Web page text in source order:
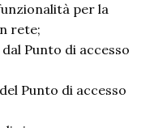
per la
rete;
Punto di accesso
Punto di accesso